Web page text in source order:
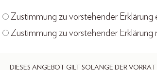
Zustimmung zu vorstehender Erklärung
Zustimmung zu vorstehender Erklärung
DIESES ANGEBOT GILT SOLANGE DER